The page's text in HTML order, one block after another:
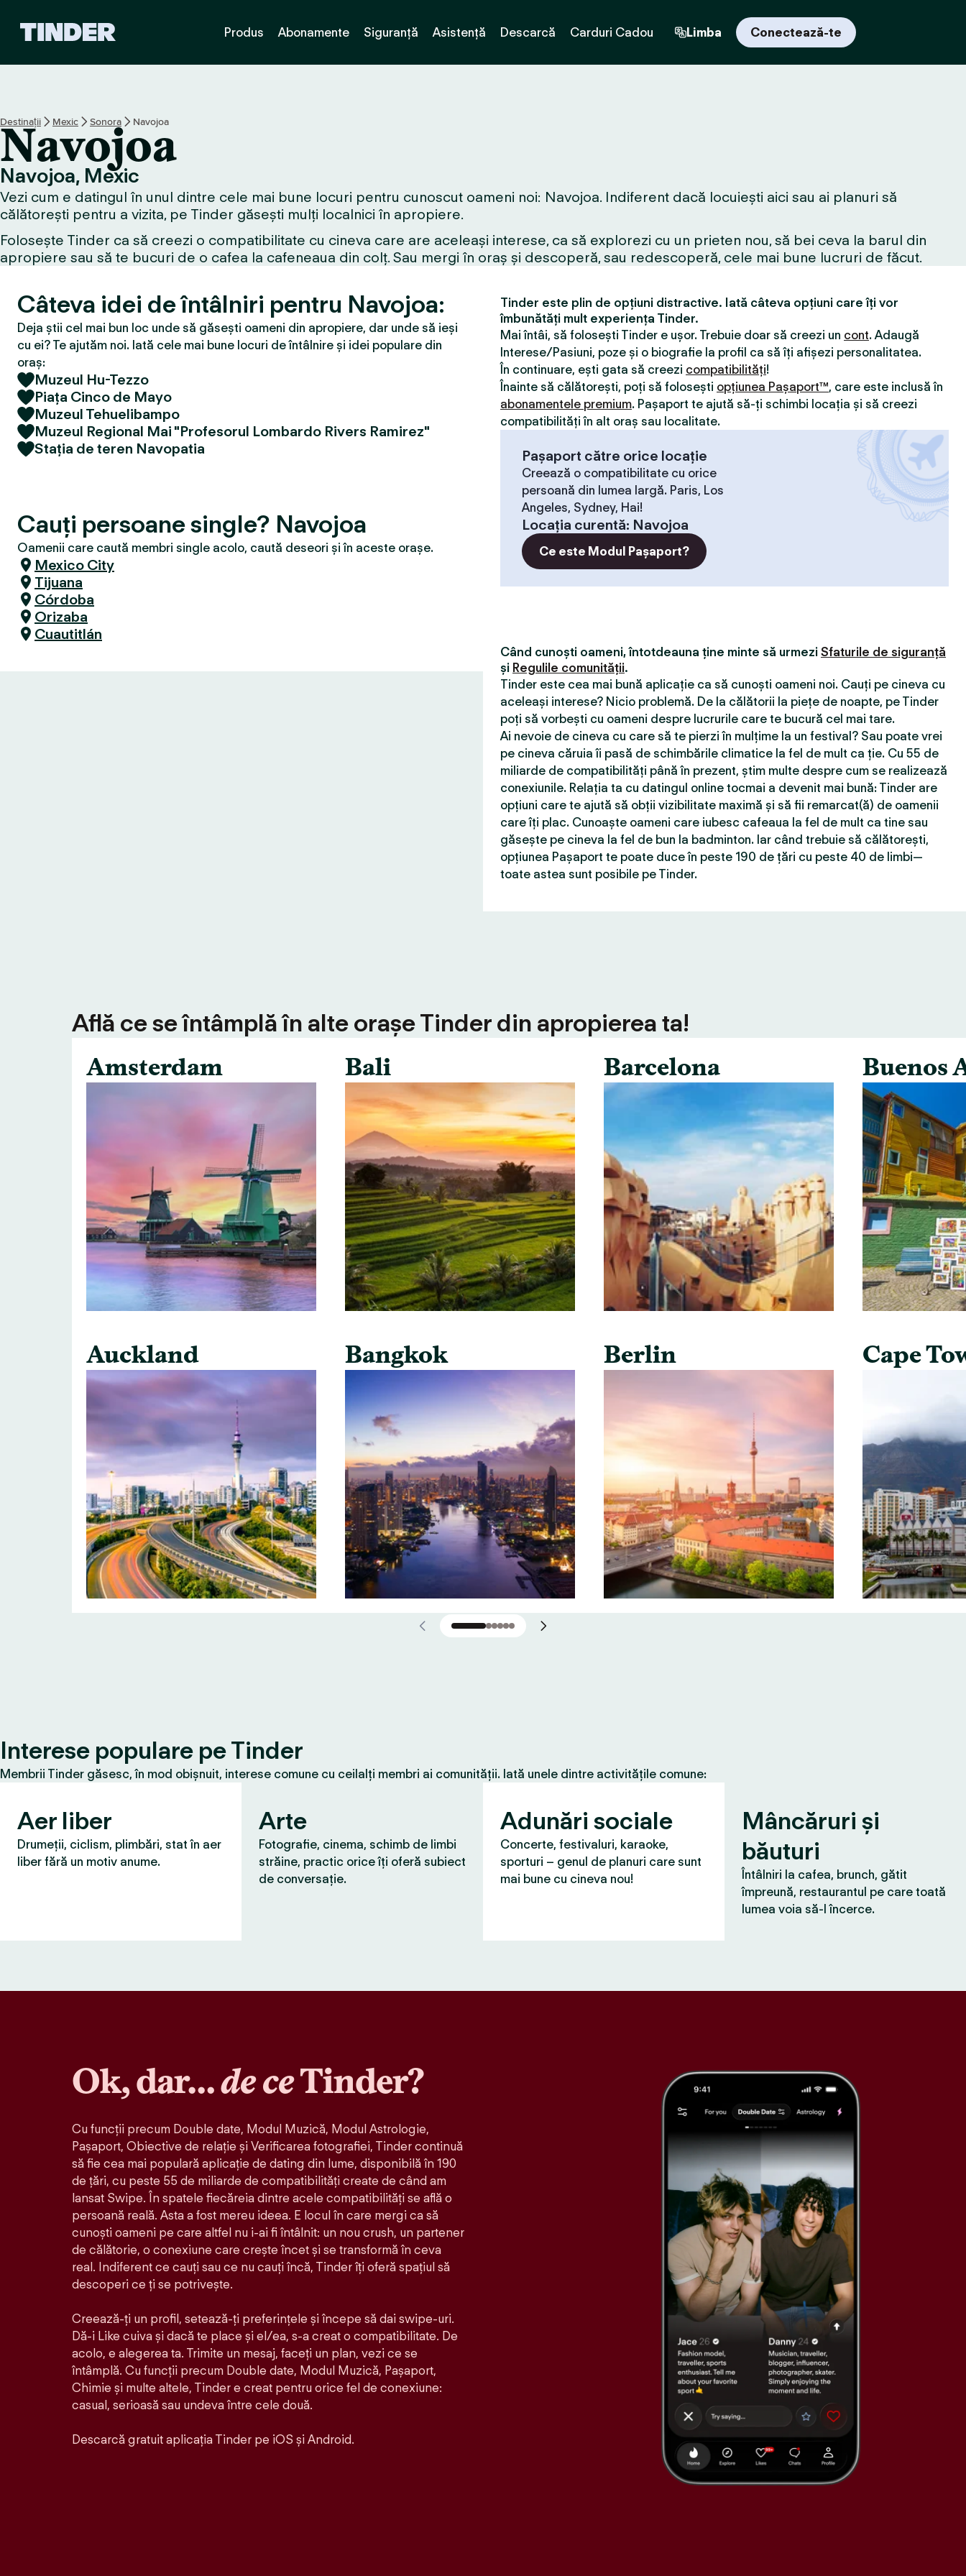
i
n
e
r
Produs Abonamente Siguranță Asistență Descarcă Carduri Cadou Limba Conectează-te
Destinații Mexic Sonora Navojoa
Navojoa
Navojoa, Mexic
Vezi cum e datingul în unul dintre cele mai bune locuri pentru cunoscut oameni noi: Navojoa. Indiferent dacă locuiești aici sau ai planuri să
călătorești pentru a vizita, pe Tinder găsești mulți localnici în apropiere.
Folosește Tinder ca să creezi o compatibilitate cu cineva care are aceleași interese, ca să explorezi cu un prieten nou, să bei ceva la barul din
apropiere sau să te bucuri de o cafea la cafeneaua din colț. Sau mergi în oraș și descoperă, sau redescoperă, cele mai bune lucruri de făcut.
Câteva idei de întâlniri pentru Navojoa:
Deja știi cel mai bun loc unde să găsești oameni din apropiere, dar unde să ieși
cu ei? Te ajutăm noi. Iată cele mai bune locuri de întâlnire și idei populare din
oraș:
Muzeul Hu-Tezzo
Piața Cinco de Mayo
Muzeul Tehuelibampo
Muzeul Regional Mai "Profesorul Lombardo Rivers Ramirez"
Stația de teren Navopatia
Cauți persoane single? Navojoa
Oamenii care caută membri single acolo, caută deseori și în aceste orașe.
Mexico City
Tijuana
Córdoba
Orizaba
Cuautitlán
Tinder este plin de opțiuni distractive. Iată câteva opțiuni care îți vor
îmbunătăți mult experiența Tinder.
Mai întâi, să folosești Tinder e ușor. Trebuie doar să creezi un cont. Adaugă
Interese/Pasiuni, poze și o biografie la profil ca să îți afișezi personalitatea.
În continuare, ești gata să creezi compatibilităţi!
Înainte să călătorești, poți să folosești opțiunea Pașaport™, care este inclusă în
abonamentele premium. Pașaport te ajută să-ți schimbi locația și să creezi
compatibilităţi în alt oraș sau localitate.
Pașaport către orice locație
Creează o compatibilitate cu orice
persoană din lumea largă. Paris, Los
Angeles, Sydney, Hai!
Locaţia curentă: Navojoa
Ce este Modul Pașaport?
Când cunoști oameni, întotdeauna ține minte să urmezi Sfaturile de siguranță
și Regulile comunității.
Tinder este cea mai bună aplicație ca să cunoști oameni noi. Cauți pe cineva cu
aceleași interese? Nicio problemă. De la călătorii la piețe de noapte, pe Tinder
poți să vorbești cu oameni despre lucrurile care te bucură cel mai tare.
Ai nevoie de cineva cu care să te pierzi în mulțime la un festival? Sau poate vrei
pe cineva căruia îi pasă de schimbările climatice la fel de mult ca ție. Cu 55 de
miliarde de compatibilităţi până în prezent, știm multe despre cum se realizează
conexiunile. Relația ta cu datingul online tocmai a devenit mai bună: Tinder are
opțiuni care te ajută să obții vizibilitate maximă și să fii remarcat(ă) de oamenii
care îți plac. Cunoaște oameni care iubesc cafeaua la fel de mult ca tine sau
găsește pe cineva la fel de bun la badminton. Iar când trebuie să călătorești,
opțiunea Pașaport te poate duce în peste 190 de țări cu peste 40 de limbi—
toate astea sunt posibile pe Tinder.
Află ce se întâmplă în alte orașe Tinder din apropierea ta!
Amsterdam
Auckland
Bali
Bangkok
Barcelona
Berlin
Buenos
Cape
Interese populare pe Tinder
Membrii Tinder găsesc, în mod obișnuit, interese comune cu ceilalți membri ai comunității. Iată unele dintre activitățile comune:
Aer liber
Drumeții, ciclism, plimbări, stat în aer
liber fără un motiv anume.
Arte
Fotografie, cinema, schimb de limbi
străine, practic orice îți oferă subiect
de conversație.
Adunări sociale
Concerte, festivaluri, karaoke,
sporturi – genul de planuri care sunt
mai bune cu cineva nou!
Mâncăruri și
băuturi
Întâlniri la cafea, brunch, gătit
împreună, restaurantul pe care toată
lumea voia să-l încerce.
Ok, dar…de ceTinder?
Cu funcții precum Double date, Modul Muzică, Modul Astrologie,
Pașaport, Obiective de relație și Verificarea fotografiei, Tinder continuă
să fie cea mai populară aplicație de dating din lume, disponibilă în 190
de țări, cu peste 55 de miliarde de compatibilități create de când am
lansat Swipe. În spatele fiecăreia dintre acele compatibilităţi se află o
persoană reală. Asta a fost mereu ideea. E locul în care mergi ca să
cunoști oameni pe care altfel nu i-ai fi întâlnit: un nou crush, un partener
de călătorie, o conexiune care crește încet și se transformă în ceva
real. Indiferent ce cauți sau ce nu cauți încă, Tinder îți oferă spațiul să
descoperi ce ți se potrivește.
Creează-ți un profil, setează-ți preferințele și începe să dai swipe-uri.
Dă-i Like cuiva și dacă te place și el/ea, s-a creat o compatibilitate. De
acolo, e alegerea ta. Trimite un mesaj, faceți un plan, vezi ce se
întâmplă. Cu funcții precum Double date, Modul Muzică, Pașaport,
Chimie și multe altele, Tinder e creat pentru orice fel de conexiune:
casual, serioasă sau undeva între cele două.
Descarcă gratuit aplicația Tinder pe iOS și Android.